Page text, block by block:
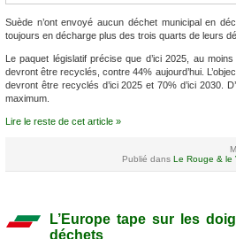
Suède n’ont envoyé aucun déchet municipal en
toujours en décharge plus des trois quarts de leurs
Le paquet législatif précise que d’ici 2025, au
devront être recyclés, contre 44% aujourd’hui.
devront être recyclés d’ici 2025 et 70% d’ici 2030.
maximum.
Lire le reste de cet article »
Publié dans Le Rouge & le
L’Europe tape sur les
déchets